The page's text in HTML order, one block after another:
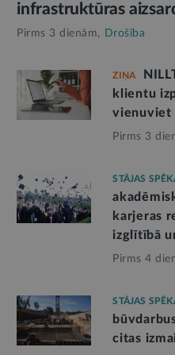
infrastruktūras
Pirms 3 dienām, Drošība
ZIŅA
klientu
vienuviet
Pirms 3
STĀJAS
karjeras
izglītībā
Pirms 4
STĀJAS
citas